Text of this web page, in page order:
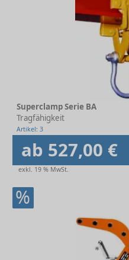
Superclamp Serie BA
Tragfähigkeit
Artikel: 3
ab 527,00 €
exkl. 19 % MwSt.
%